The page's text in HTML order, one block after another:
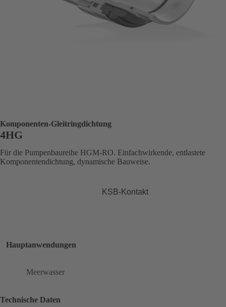
Komponenten-Gleitringdichtung
4HG
Für die Pumpenbaureihe HGM-RO. Einfachwirkende, entlastete
Komponentendichtung, dynamische Bauweise.
KSB-Kontakt
Hauptanwendungen
Meerwasser
Technische Daten